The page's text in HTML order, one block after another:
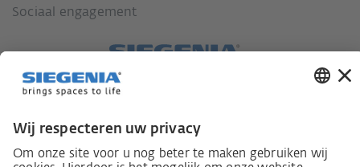
Sociaal engagement
Wet inzake zorgvuldigheid in de toeleveringsketen